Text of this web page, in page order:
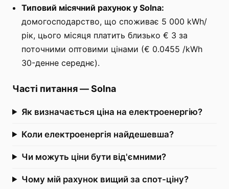
Типовий місячний рахунок у Solna:
домогосподарство, що споживає 5 000 kWh/
рік, цього місяця платить близько € 3 за
поточними оптовими цінами (€ 0.0455 /kWh
30-денне середнє).
Часті питання—Solna
Як визначається ціна на електроенергію?
Коли електроенергія найдешевша?
Чи можуть ціни бути від'ємними?
Чому мій рахунок вищий за спот-ціну?